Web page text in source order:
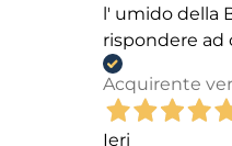
l' umido della
rispondere ad
Acquirente
Ieri